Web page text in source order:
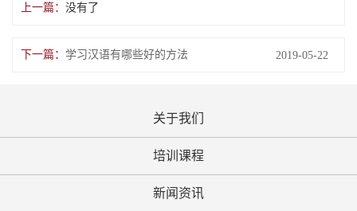
上一篇： 没有了
下一篇： 学习汉语有哪些好的方法 2019-05-22
关于我们
培训课程
新闻资讯